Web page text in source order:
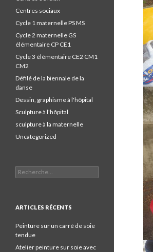
Centres sociaux
Cycle 1 maternelle PS MS
Cycle 2 maternelle GS
élémentaire CP CE1
Cycle 3 élémentaire CE2 CM1
CM2
Défilé de la biennale de la
danse
Dessin, graphisme à l'hôpital
Sculpture à l'hôpital
sculpture à la maternelle
Uncategorized
Recherche pour :
ARTICLES RÉCENTS
Peinture sur un carré de soie
tendue
Atelier peinture sur soie avec